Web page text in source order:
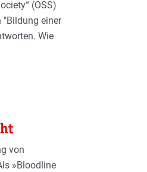
(OSS)
einer
Wie
von
»Bloodline